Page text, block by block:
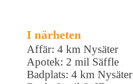
I närheten
Affär: 4 km Nysäter
Apotek: 2 mil Säffle
Badplats: 4 km Nysäter